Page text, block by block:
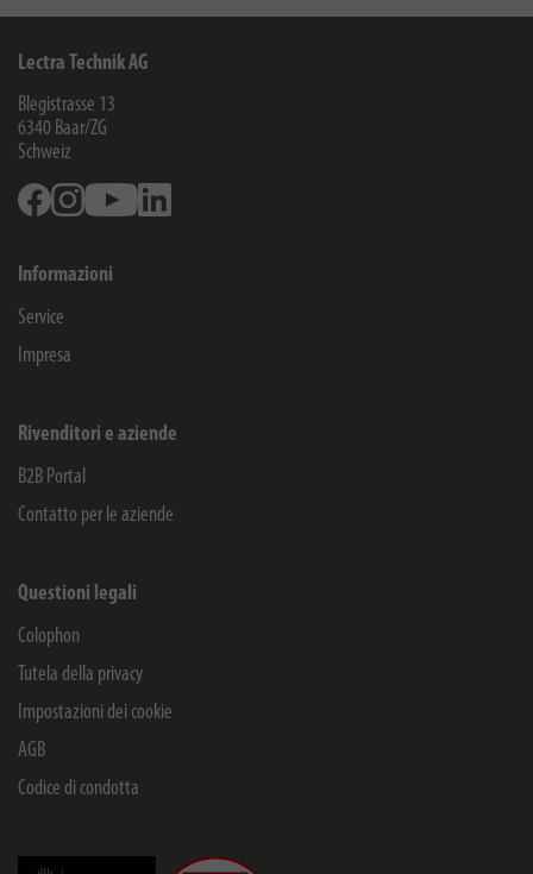
Lectra Technik AG
Blegistrasse 13
6340 Baar/ZG
Schweiz
FacebookInstagramYoutube
Informazioni
Service
Impresa
Rivenditori e aziende
B2B Portal
Contatto per le aziende
Questioni legali
Colophon
Tutela della privacy
Impostazioni dei cookie
AGB
Codice di condotta